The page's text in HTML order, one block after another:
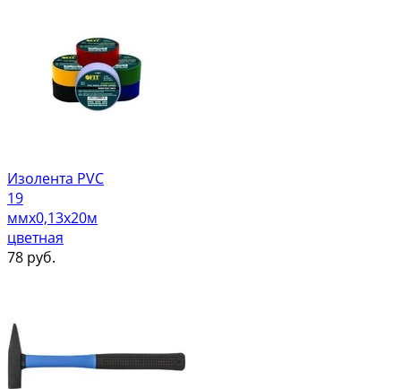
Изолента PVC
19
ммх0,13х20м
цветная
78 руб.